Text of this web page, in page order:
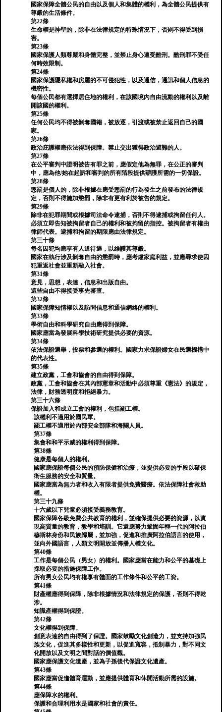
國家保障全體公民的自由以及個人和集體的權利，為全體公民提供有
尊嚴的生活條件。
第22條
生命權是神聖的，除非在法律規定的特殊情況下，否則不得受到損
害。
第23條
國家保護人類尊嚴和身體完整，並禁止身心遭受酷刑。酷刑罪不受任
何時效限制。
第24條
國家保護隱私權和房屋的不可侵犯性，以及通信，通訊和個人信息的
機密性。
每個公民都有選擇居住地的權利，在該國境內自由流動的權利以及離
開該國的權利。
第25條
任何公民均不得被剝奪國籍，被放逐，引渡或被禁止返回自己的國
家。
第26條
政治庇護權應依法得到保障。禁止交出獲得政治避難的人。
第27條
在公平審判中證明被告有罪之前，應假定他為無罪，在公正的審判
中，應為他/她在起訴和審判的所有階段提供辯護所需的一切保證。
第28條
懲罰是個人的，除非根據在應受懲罰的行為發生之前發布的法律規
定，否則不得施加懲罰，除非有更有利於被告的規定。
第29條
除非在犯罪期間或根據司法命令逮捕，否則不得逮捕或拘留任何人。
必須立即告知被拘留者自己的權利和被拘留的指控。被拘留者有權由
律師代表。逮捕和拘留的期限應由法律規定。
第三十條
每名囚犯均應享有人道待遇，以維護其尊嚴。
國家在執行涉及剝奪自由的懲罰時，應考慮家庭利益，並應尋求使囚
犯重返社會並重新融入社會。
第31條
意見，思想，表達，信息和出版自由。
這些自由不得接受事先審查。
第32條
國家保障知情權以及訪問信息和通信網絡的權利。
第33條
學術自由和科學研究自由應得到保障。
國家應當為發展科學技術研究提供必要的資源。
第34條
依法保證選舉，投票和參選的權利。國家力求保證婦女在民選機構中
的代表性。
第35條
建立政黨，工會和協會的自由得到保障。
政黨，工會和協會在其內部憲章和活動中必須尊重《憲法》的規定，
法律，財務透明度和拒絕暴力。
第三十六條
保證加入和成立工會的權利，包括罷工權。
該權利不適用於國民軍。
罷工權不適用於內部安全部隊和海關人員。
第37條
集會和和平示威的權利得到保障。
第38條
健康是每個人的權利。
國家應保證每個公民的預防保健和治療，並提供必要的手段以確保
衛生服務的安全和質量。
國家應當為無力者和收入有限者提供免費醫療。依法保障社會救助
權。
第三十九條
十六歲以下兒童必須接受義務教育。
國家保障各級免費公共教育的權利，並確保提供必要的資源，以實
現高質量的教育，教學和培訓。它還應努力鞏固年輕一代的阿拉伯
穆斯林身份和民族歸屬，並加強，促進和推廣阿拉伯語言的使用，
並向外國語言，人類文明開放並傳播人權文化。
第40條
工作是每個公民（男女）的權利。國家應當在能力和公平的基礎上
採取必要的措施保障工作。
所有男女公民均有權享有體面的工作條件和公平的工資。
第41條
財產權應得到保障，除非根據情況和法律規定的保護，否則不得乾
涉。
知識產權得到保證。
第42條
文化權得到保障。
創意表達的自由得到了保證。國家鼓勵文化創造力，並支持加強民
族文化，促進其多樣性和更新，以促進寬容，抵制暴力，對不同文
化開放以及文明之間對話的價值觀。
國家應保護文化遺產，並為子孫後代保證文化遺產。
第43條
國家應當促進體育運動，並應提供體育和休閒活動所需的設施。
第44條
應保障水的權利。
保護和合理利用水是國家和社會的責任。